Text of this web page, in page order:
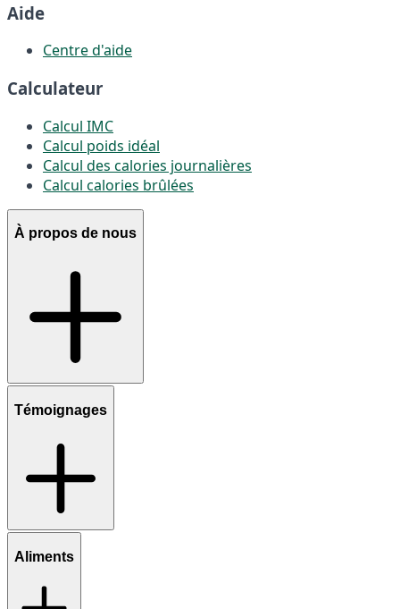
Aide
Centre d'aide
Calculateur
Calcul IMC
Calcul poids idéal
Calcul des calories journalières
Calcul calories brûlées
À propos de nous
Témoignages
Aliments